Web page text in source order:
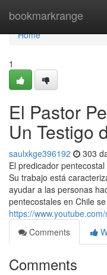
bookmarkrange
Home
Home
1
El Pastor
Un Testigo
saulxkge396192 303
El predicador
Su trabajo está
ayudar a las personas
pentecostales en Chile se
https://
Comments
Comments